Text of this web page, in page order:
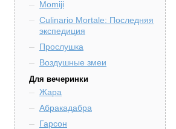
Momiji
Culinario Mortale: Последняя
экспедиция
Прослушка
Воздушные змеи
Для вечеринки
Жара
Абракадабра
Гарсон